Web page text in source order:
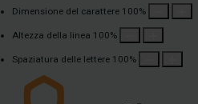
Dimensione del carattere 100%
Altezza della linea 100%
Spaziatura delle lettere 100%